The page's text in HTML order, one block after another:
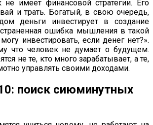
имеет финансовой стратегии. Его
и трать. Богатый, в свою очередь,
деньги инвестирует в создание
ошибка мышления в такой
инвестировать, если денег нет?».
что человек не думает о будущем.
не те, кто много зарабатывает, а те,
управлять своими доходами.
поиск сиюминутных